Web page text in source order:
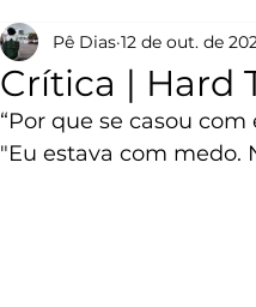
Crítica | Hard
Pê Dias 12 de out. de
“Por que se casou com
"Eu estava com medo.